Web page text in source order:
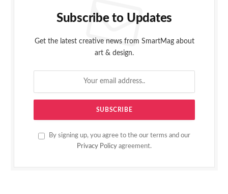
Subscribe to Updates
Get the latest creative news from SmartMag about
art & design.
By signing up, you agree to the our terms and our
Privacy Policy agreement.